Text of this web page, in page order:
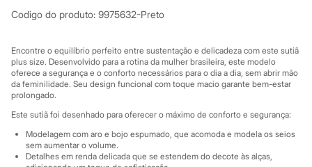
Sapatilhas
City
Clock House
Mindset
Sawary
Yessica
Moda esportiva
Acessórios
Blusas
Calçados
Codigo do produto: 9975632-Preto
Encontre o equilíbrio perfeito entre sustentação e delicadeza com este sutiã
plus size. Desenvolvido para a rotina da mulher brasileira, este modelo
oferece a segurança e o conforto necessários para o dia a dia, sem abrir mão
da feminilidade. Seu design funcional com toque macio garante bem-estar
prolongado.
Este sutiã foi desenhado para oferecer o máximo de conforto e segurança:
Modelagem com aro e bojo espumado, que acomoda e modela os seios
sem aumentar o volume.
Detalhes em renda delicada que se estendem do decote às alças,